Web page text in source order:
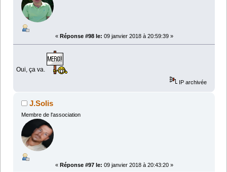
« Réponse #98 le: 09 janvier 2018 à 20:59:39 »
Oui, ça va.
IP archivée
J.Solis
Membre de l'association
« Réponse #97 le: 09 janvier 2018 à 20:43:20 »